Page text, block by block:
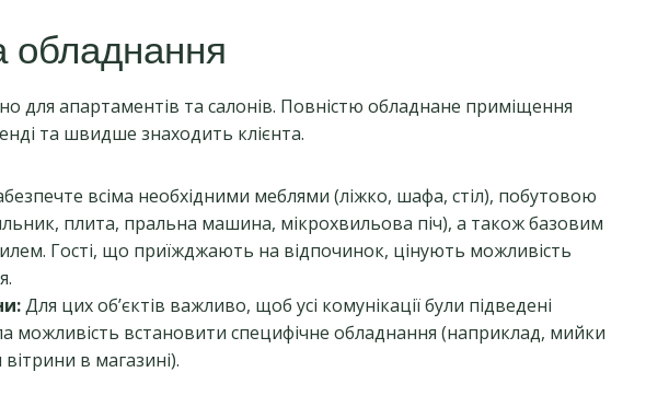
обладнання
для апартаментів та салонів. Повністю обладнане приміщення
та швидше знаходить клієнта.
всіма необхідними меблями (ліжко, шафа, стіл), побутовою
плита, пральна машина, мікрохвильова піч), а також базовим
Гості, що приїжджають на відпочинок, цінують можливість
Для цих об’єктів важливо, щоб усі комунікації були підведені
можливість встановити специфічне обладнання (наприклад, мийки
в магазині).